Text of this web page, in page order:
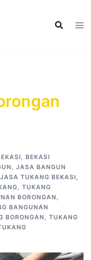
, BEKASI
, JASA BANGUN
JASA TUKANG BEKASI,
, TUKANG
BORONGAN ,
BANGUNAN
BORONGAN , TUKANG